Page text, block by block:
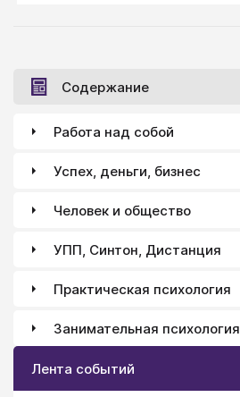
Содержание
Работа над собой
Успех, деньги, бизнес
Человек и общество
УПП, Синтон, Дистанция
Практическая психология
Занимательная психология
Лента событий